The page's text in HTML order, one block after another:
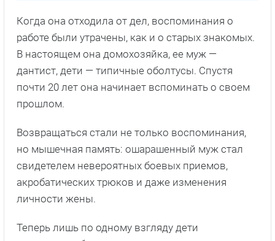
Когда она отходила от дел, воспоминания о
работе были утрачены, как и о старых знакомых.
В настоящем она домохозяйка, ее муж —
дантист, дети — типичные оболтусы. Спустя
почти 20 лет она начинает вспоминать о своем
прошлом.
Возвращаться стали не только воспоминания,
но мышечная память: ошарашенный муж стал
свидетелем невероятных боевых приемов,
акробатических трюков и даже изменения
личности жены.
Теперь лишь по одному взгляду дети